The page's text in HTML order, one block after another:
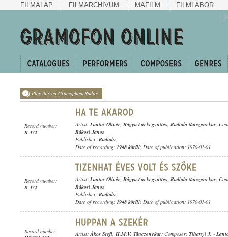
FILMALAP FILMARCHÍVUM MAFILM FILMLABOR
Play this on GramophoneRadio!
Record number:
R 472
Artist: Lantos Olivér, Bágya-énekegyüttes, Radiola tánczenekar;
Rákosi János
Publisher: Radiola;
Date of recording: 1948 körül; Date of publication: 1970-01-01
Record number:
R 472
Artist: Lantos Olivér, Bágya-énekegyüttes, Radiola tánczenekar;
Rákosi János
Publisher: Radiola;
Date of recording: 1948 körül; Date of publication: 1970-01-01
Record number:
Artist:Ákos Stefi, H.M.V. Tánczenekar; Composer: Tihanyi J. -